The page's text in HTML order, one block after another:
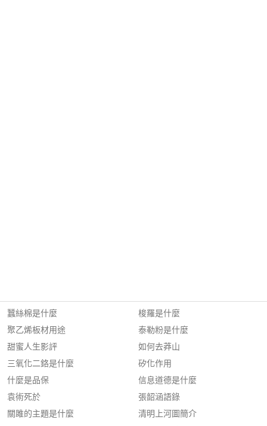
蠶絲棉是什麼
聚乙烯板材用途
甜蜜人生影評
三氧化二鉻是什麼
什麼是品保
袁術死於
關雎的主題是什麼
梭羅是什麼
泰勒粉是什麼
如何去莽山
矽化作用
信息道德是什麼
張韶涵語錄
清明上河圖簡介